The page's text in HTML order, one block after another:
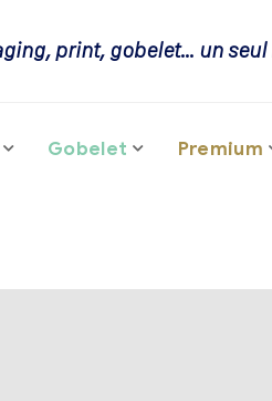
print, gobelet… un
Gobelet Premium